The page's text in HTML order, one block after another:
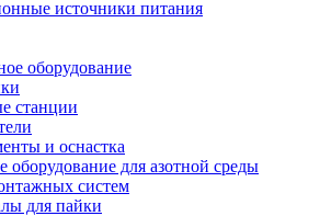
источники питания
оборудование
станции
и оснастка
оборудование для азотной среды
систем
для пайки